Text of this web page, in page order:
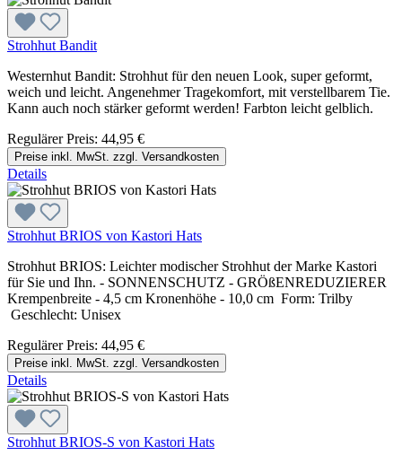
Strohhut Bandit
Westernhut Bandit: Strohhut für den neuen Look, super geformt,
weich und leicht. Angenehmer Tragekomfort, mit verstellbarem Tie.
Kann auch noch stärker geformt werden! Farbton leicht gelblich.
Regulärer Preis: 44,95 €
Preise inkl. MwSt. zzgl. Versandkosten
Details
Strohhut BRIOS von Kastori Hats
Strohhut BRIOS: Leichter modischer Strohhut der Marke Kastori
für Sie und Ihn. - SONNENSCHUTZ - GRÖßENREDUZIERER
Krempenbreite - 4,5 cm Kronenhöhe - 10,0 cm Form: Trilby
Geschlecht: Unisex
Regulärer Preis: 44,95 €
Preise inkl. MwSt. zzgl. Versandkosten
Details
Strohhut BRIOS-S von Kastori Hats